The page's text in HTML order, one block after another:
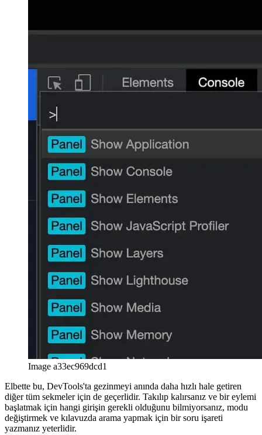
değiştirmek ve kılavuzda arama yapmak için bir soru işareti
yazmanız yeterlidir.
Image eee25daaa2af
Artık yeni DevTools Komut Menüsünü keşfetmek size kalmış! Son
zamanlarda eklenen en iyi özelliklerden biri olduğunu ve web
uygulamalarında hata ayıklarken günlük iş akışınızı önemli ölçüde
iyileştireceğini düşünüyorum. Geçmişte VS Code kullandıysanız, bu
yeni özellik, onu ilk kullandığınızda size tanıdık gelecektir.
afrikaans
afrikaans
العربية
العربية
deutsch
ελληνικά
ελληνικά
english
english
esperanto
esperanto
español
español
français
français
עברית
हिन्दी
हिन्दी
magyar
magyar
italiano